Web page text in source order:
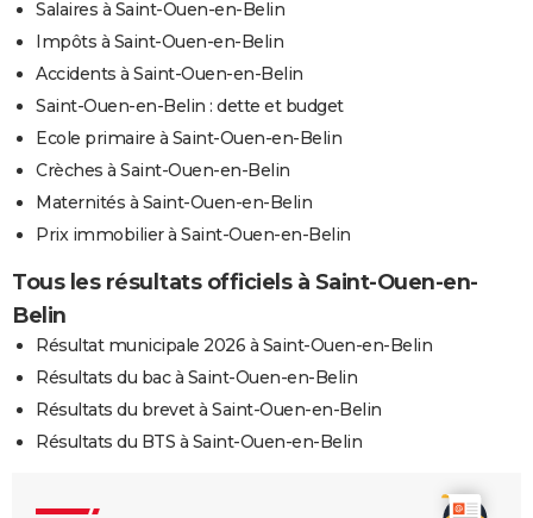
Salaires à Saint-Ouen-en-Belin
Impôts à Saint-Ouen-en-Belin
Accidents à Saint-Ouen-en-Belin
Saint-Ouen-en-Belin : dette et budget
Ecole primaire à Saint-Ouen-en-Belin
Crèches à Saint-Ouen-en-Belin
Maternités à Saint-Ouen-en-Belin
Prix immobilier à Saint-Ouen-en-Belin
Tous les résultats officiels à Saint-Ouen-en-
Belin
Résultat municipale 2026 à Saint-Ouen-en-Belin
Résultats du bac à Saint-Ouen-en-Belin
Résultats du brevet à Saint-Ouen-en-Belin
Résultats du BTS à Saint-Ouen-en-Belin